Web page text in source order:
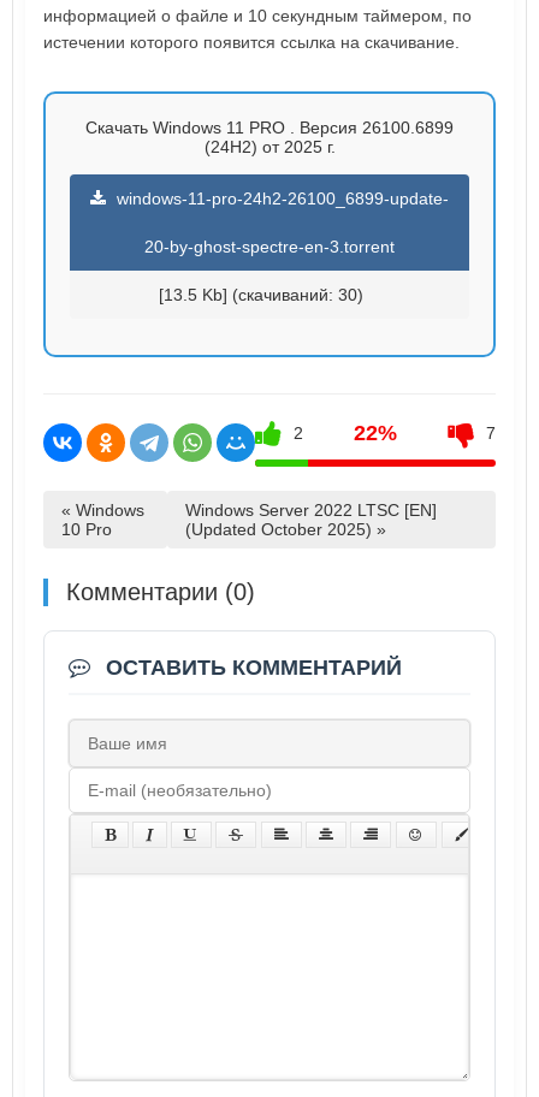
информацией о файле и 10 секундным таймером, по
истечении которого появится ссылка на скачивание.
Скачать Windows 11 PRO . Версия 26100.6899
(24H2) от 2025 г.
windows-11-pro-24h2-26100_6899-update-
20-by-ghost-spectre-en-3.torrent
[13.5 Kb] (cкачиваний: 30)
2 22% 7
« Windows
10 Pro
Windows Server 2022 LTSC [EN]
(Updated October 2025) »
Комментарии (0)
ОСТАВИТЬ КОММЕНТАРИЙ